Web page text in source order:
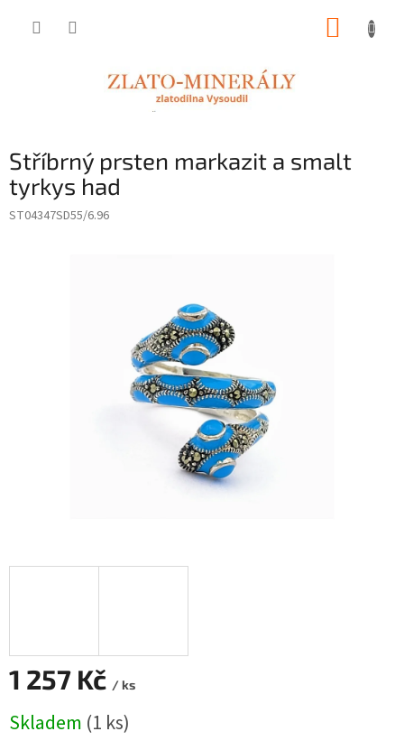
Stříbrný prsten markazit a smalt
tyrkys had
ST04347SD55/6.96
1 257 Kč / ks
cena:
Skladem (1 ks)